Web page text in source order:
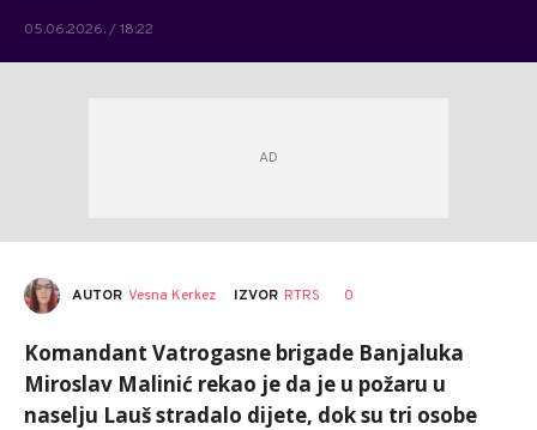
05.06.2026. / 18:22
AUTOR Vesna Kerkez IZVOR RTRS 0
Komandant Vatrogasne brigade Banjaluka
Miroslav Malinić rekao je da je u požaru u
naselju Lauš stradalo dijete, dok su tri osobe